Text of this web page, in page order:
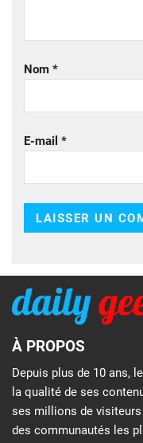
Nom *
E-mail *
À PROPOS
Depuis plus de 10 ans,
la qualité de ses
ses millions de visiteurs
des communautés les